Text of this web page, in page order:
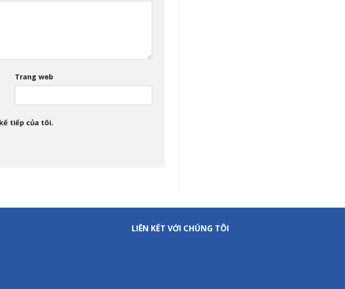
Trang web
tiếp của tôi.
LIÊN KẾT VỚI CHÚNG TÔI